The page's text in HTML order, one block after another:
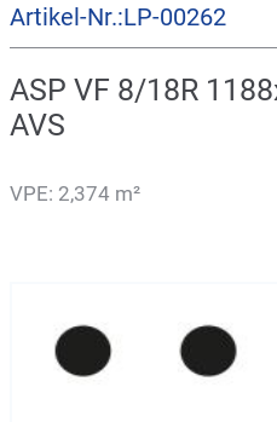
Artikel-Nr.:LP-00262
ASP VF 8/18R
AVS
VPE: 2,374 m²